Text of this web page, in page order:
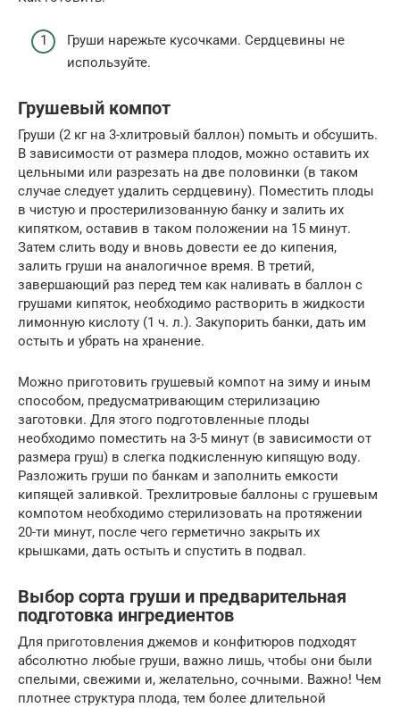
Груши нарежьте кусочками. Сердцевины не
используйте.
Грушевый компот
Груши (2 кг на 3-хлитровый баллон) помыть и обсушить.
В зависимости от размера плодов, можно оставить их
цельными или разрезать на две половинки (в таком
случае следует удалить сердцевину). Поместить плоды
в чистую и простерилизованную банку и залить их
кипятком, оставив в таком положении на 15 минут.
Затем слить воду и вновь довести ее до кипения,
залить груши на аналогичное время. В третий,
завершающий раз перед тем как наливать в баллон с
грушами кипяток, необходимо растворить в жидкости
лимонную кислоту (1 ч. л.). Закупорить банки, дать им
остыть и убрать на хранение.
Можно приготовить грушевый компот на зиму и иным
способом, предусматривающим стерилизацию
заготовки. Для этого подготовленные плоды
необходимо поместить на 3-5 минут (в зависимости от
размера груш) в слегка подкисленную кипящую воду.
Разложить груши по банкам и заполнить емкости
кипящей заливкой. Трехлитровые баллоны с грушевым
компотом необходимо стерилизовать на протяжении
20-ти минут, после чего герметично закрыть их
крышками, дать остыть и спустить в подвал.
Выбор сорта груши и предварительная
подготовка ингредиентов
Для приготовления джемов и конфитюров подходят
абсолютно любые груши, важно лишь, чтобы они были
спелыми, свежими и, желательно, сочными. Важно! Чем
плотнее структура плода, тем более длительной